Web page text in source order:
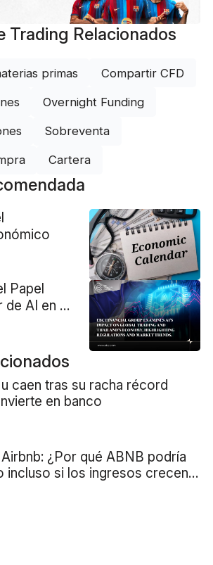
Trading Relacionados
primas Compartir CFD
Overnight Funding
Sobreventa
Cartera
Papel
de AI en el
caen tras su racha récord
en banco
¿Por qué ABNB podría
incluso si los ingresos crecen